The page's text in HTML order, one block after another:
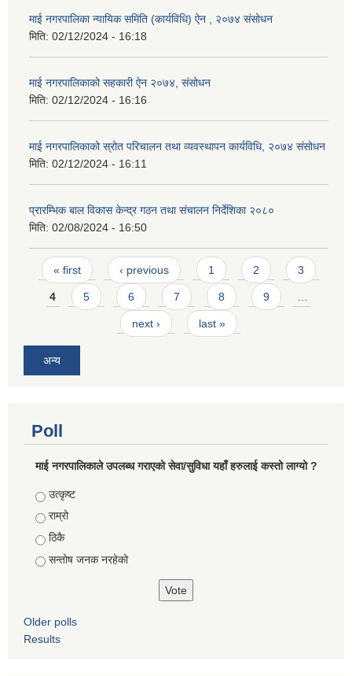
माई नगरपालिका न्यायिक समिति (कार्यविधि) ऐन , २०७४ संसोधन
मिति: 02/12/2024 - 16:18
माई नगरपालिकाको सहकारी ऐन २०७४, संसोधन
मिति: 02/12/2024 - 16:16
माई नगरपालिकाको स्रोत परिचालन तथा व्यवस्थापन कार्यविधि, २०७४ संसोधन
मिति: 02/12/2024 - 16:11
प्रारम्भिक बाल विकास केन्द्र गठन तथा संचालन निर्देशिका २०८०
मिति: 02/08/2024 - 16:50
Pages
« first ‹ previous 1 2 3
4 5 6 7 8 9 …
next › last »
अन्य
Poll
माई नगरपालिकाले उपलब्ध गराएको सेवा/सुविधा यहाँ हरुलाई कस्तो लाग्यो ?
Choices
उत्कृष्ट
राम्रो
ठिकै
सन्तोष जनक नरहेको
Older polls
Results